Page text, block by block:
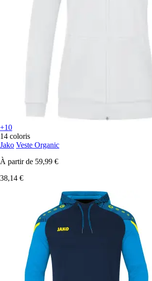
+10
14 coloris
Jako Veste Organic
À partir de 59,99 €
38,14 €